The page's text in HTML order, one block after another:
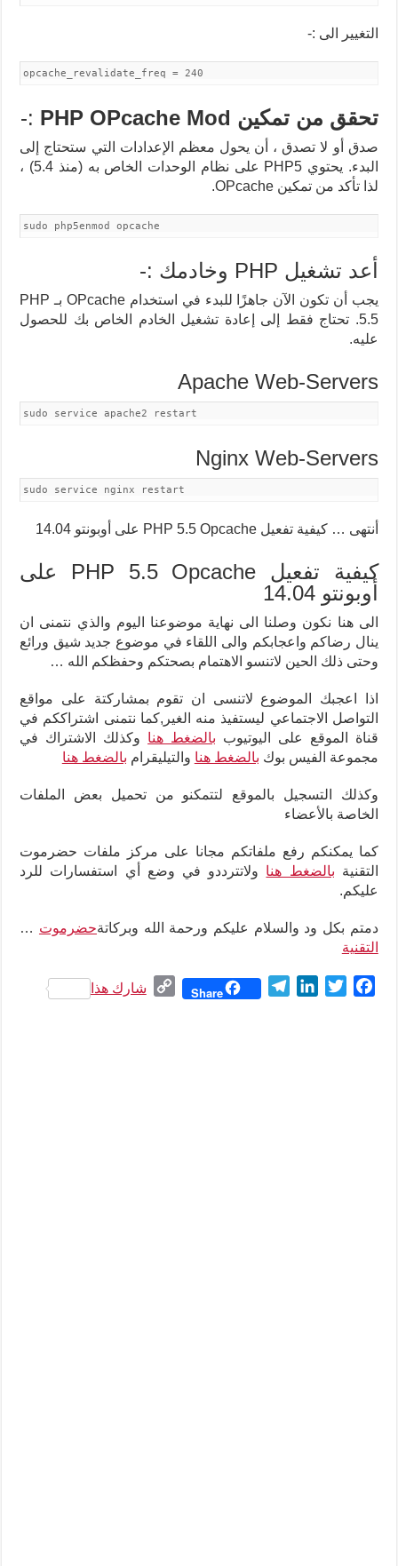
التغيير الى :-
opcache_revalidate_freq = 240
تحقق من تمكين PHP OPcache Mod :-
صدق أو لا تصدق ، أن يحول معظم الإعدادات التي ستحتاج إلى
البدء. يحتوي PHP5 على نظام الوحدات الخاص به (منذ 5.4) ،
لذا تأكد من تمكين OPcache.
sudo php5enmod opcache
أعد تشغيل PHP وخادمك :-
يجب أن تكون الآن جاهزًا للبدء في استخدام OPcache بـ PHP
5.5. تحتاج فقط إلى إعادة تشغيل الخادم الخاص بك للحصول
عليه.
Apache Web-Servers
sudo service apache2 restart
Nginx Web-Servers
sudo service nginx restart
أنتهى … كيفية تفعيل PHP 5.5 Opcache على أوبونتو 14.04
كيفية تفعيل PHP 5.5 Opcache على
أوبونتو 14.04
الى هنا نكون وصلنا الى نهاية موضوعنا اليوم والذي نتمنى ان
ينال رضاكم واعجابكم والى اللقاء في موضوع جديد شيق ورائع
وحتى ذلك الحين لاتنسو الاهتمام بصحتكم وحفظكم الله …
اذا اعجبك الموضوع لاتنسى ان تقوم بمشاركتة على مواقع
التواصل الاجتماعي ليستفيذ منه الغير,كما نتمنى اشتراككم في
قناة الموقع على اليوتيوب بالضغط هنا
وكذلك الاشتراك في
مجموعة الفيس بوك بالضغط هنا والتيليقرام بالضغط هنا
وكذلك التسجيل بالموقع لتتمكنو من تحميل بعض الملفات
الخاصة بالأعضاء
كما يمكنكم رفع ملفاتكم مجانا على مركز ملفات حضرموت
التقنية بالضغط هنا
ولاتترددو في وضع أي استفسارات للرد
عليكم.
دمتم بكل ود والسلام عليكم ورحمة الله وبركاتة …حضرموت
التقنية
T
Share
Cشارك هذا